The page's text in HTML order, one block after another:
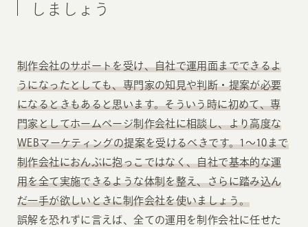
しましょう
制作会社のサポートを受け、自社で運用面までできるよ
うになったとしても、専門家の知見や判断・提案が必要
になるときもあると思います。そういう時に初めて、専
門家としてホームページ制作会社に相談し、より高度な
WEBマーケティングの提案を受けるべきです。1〜10まで
制作会社におんぶに抱っこではなく、自社で基本的な運
用を全て実施できるような体制を整え、さらに踏み込ん
だ一手が欲しいときに制作会社を使いましょう。
誤解を恐れずに言えば、全ての運用を制作会社に任せた